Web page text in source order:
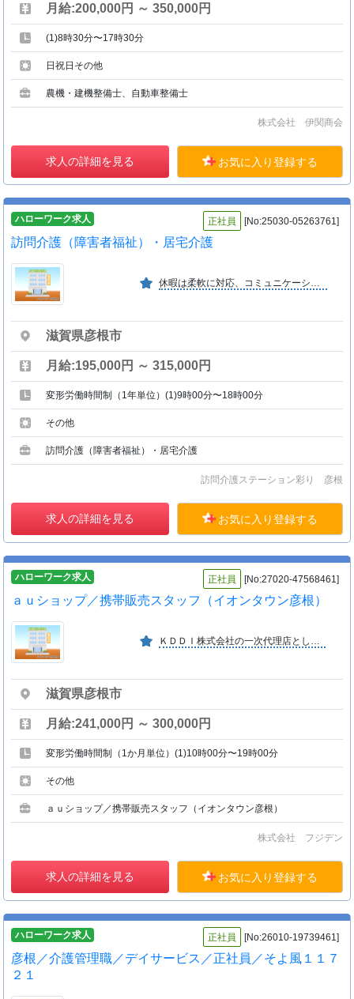
月給:200,000円 ～ 350,000円
(1)8時30分〜17時30分
日祝日その他
農機・建機整備士、自動車整備士
株式会社 伊関商会
求人の詳細を見る お気に入り登録する
ハローワーク求人 正社員 [No:25030-05263761]
訪問介護（障害者福祉）・居宅介護
休暇は柔軟に対応、コミュニケーション良好、 定期的な講習研修の実施 インフルエンザ予防接種補助あり
滋賀県彦根市
月給:195,000円 ～ 315,000円
変形労働時間制（1年単位）(1)9時00分〜18時00分
その他
訪問介護（障害者福祉）・居宅介護
訪問介護ステーション彩り 彦根
求人の詳細を見る お気に入り登録する
ハローワーク求人 正社員 [No:27020-47568461]
ａｕショップ／携帯販売スタッフ（イオンタウン彦根）
ＫＤＤＩ株式会社の一次代理店として、西日本に１００店舗以上のａｕＳｔｙｌｅ・ａｕショップ・ＵＱスポットを運営。ＫＤＤＩ専売代理店として西日本Ｎｏ．１の販売代理店です。
滋賀県彦根市
月給:241,000円 ～ 300,000円
変形労働時間制（1か月単位）(1)10時00分〜19時00分
その他
ａｕショップ／携帯販売スタッフ（イオンタウン彦根）
株式会社 フジデン
求人の詳細を見る お気に入り登録する
ハローワーク求人 正社員 [No:26010-19739461]
彦根／介護管理職／デイサービス／正社員／そよ風１１７
２１